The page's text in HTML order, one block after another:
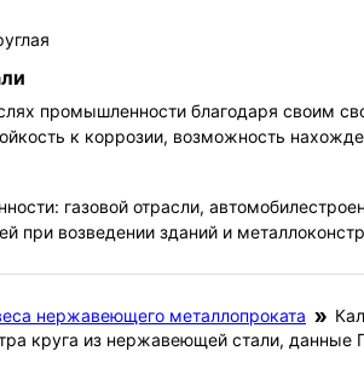
промышленности благодаря своим
к коррозии, возможность
газовой отрасли,
при возведении зданий и
нержавеющего металлопроката
круга из нержавеющей стали,